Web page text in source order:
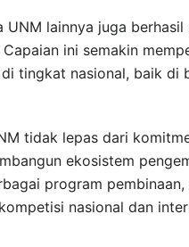
UNM lainnya juga
ini semakin
tingkat nasional, baik di
tidak lepas dari
ekosistem
program
nasional dan